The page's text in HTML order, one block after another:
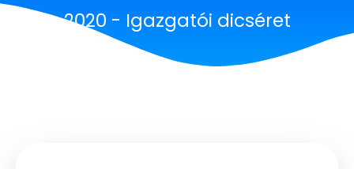
2020 - Igazgatói dicséret